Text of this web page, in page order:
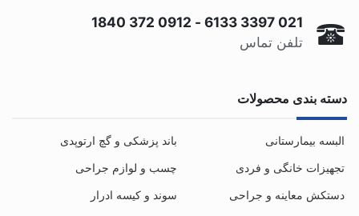
021 3397 6133
-
0912 372 1840
تلفن تماس
دسته بندی محصولات
البسه بیمارستانی
باند پزشکی و گچ ارتوپدی
تجهیزات خانگی و فردی
چسب و لوازم جراحی
دستکش معاینه و جراحی
سوند و کیسه ادرار